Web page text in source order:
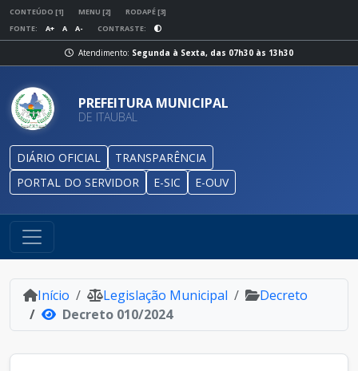
CONTEÚDO [1] MENU [2]
RODAPÉ [3]
FONTE:
A+ A A- CONTRASTE:
Atendimento: Segunda à Sexta, das 07h30 às 13h30
PREFEITURA MUNICIPAL
DE ITAUBAL
DIÁRIO OFICIAL
TRANSPARÊNCIA
PORTAL DO SERVIDOR
E-SIC E-OUV
Início Legislação Municipal
Decreto
Decreto 010/2024